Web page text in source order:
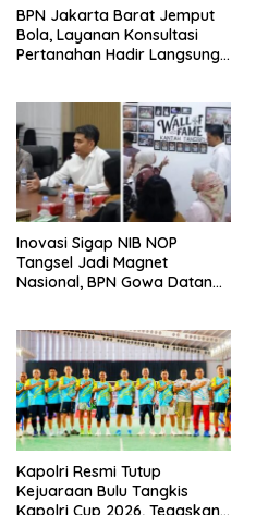
BPN Jakarta Barat Jemput
Bola, Layanan Konsultasi
Pertanahan Hadir Langsung
Inovasi Sigap NIB NOP
Tangsel Jadi Magnet
Nasional, BPN Gowa Datang
Kapolri Resmi Tutup
Kejuaraan Bulu Tangkis
Kapolri Cup 2026, Tegaskan